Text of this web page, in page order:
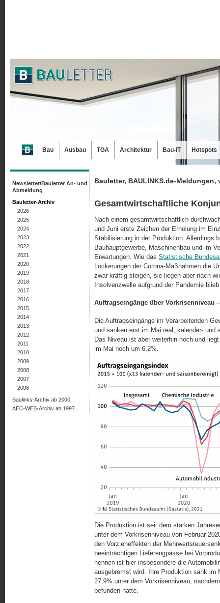
Bauletter, BAULINKS.de-Meldungen,
Gesamtwirtschaftliche
Nach einem gesamtwirtschaftlich
und Juni erste Zeichen der Erholung im
Stabilisierung in der Produktion. Allerdings
Bauhauptgewerbe, Maschinenbau und im
Erwartungen. Wie das Statistische
Lockerungen der Corona-Maßnahmen die
zwar kräftig steigen, sie liegen aber nach
Insolvenzwelle aufgrund der Pandemie
Auftragseingänge über Vorkrisenniveau
Die Auftragseingänge im Verarbeitenden
und sanken erst im Mai real, kalender- und
Das Niveau ist aber weiterhin hoch und
im Mai noch um 6,2%.
Die Produktion ist seit dem starken
unter dem Vorkrisenniveau von Februar
den Vorzieheffekten der
beeinträchtigen Lieferengpässe bei
nennen ist hier insbesondere die
ausgebremst wird. Ihre Produktion sank im
27,9% unter dem Vorkrisenniveau,
befunden hatte.
Newsletter/Bauletter An- und
Abmeldung
Bauletter-Archiv
2026
2025
2024
2023
2022
2021
2020
2019
2018
2017
2016
2015
2014
2013
2012
2011
2010
2009
2008
2007
2006
Baulinks-Archiv ab 2000
AEC-WEB-Archiv ab 1997
Bau Ausbau TGA Architektur Bau-IT Hotspots